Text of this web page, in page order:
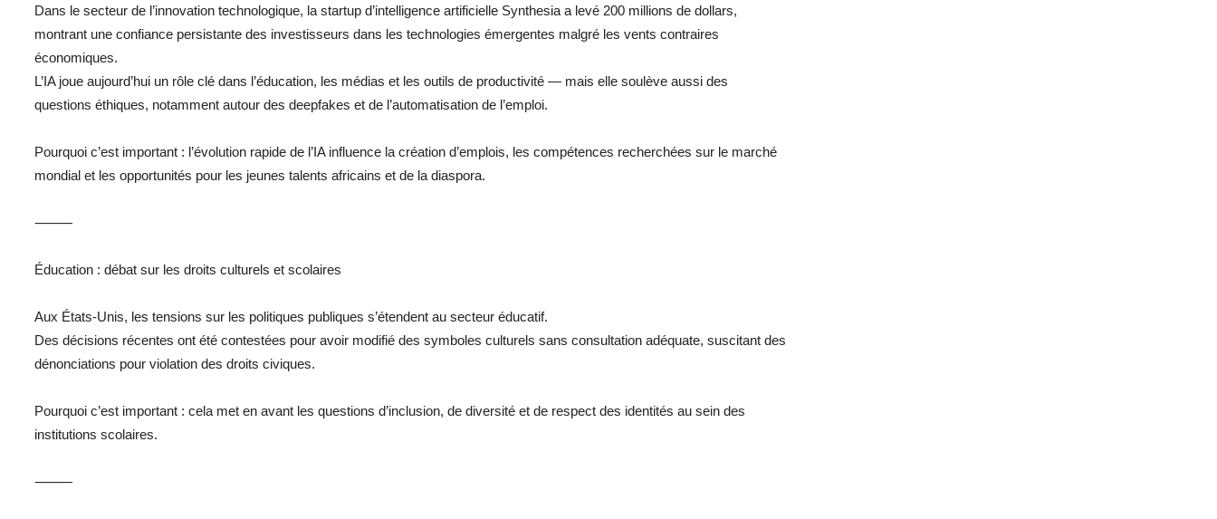
Dans le secteur de l’innovation technologique, la startup d’intelligence artificielle Synthesia a levé 200 millions de dollars,
montrant une confiance persistante des investisseurs dans les technologies émergentes malgré les vents contraires
économiques.
L’IA joue aujourd’hui un rôle clé dans l’éducation, les médias et les outils de productivité — mais elle soulève aussi des
questions éthiques, notamment autour des deepfakes et de l’automatisation de l’emploi.
Pourquoi c’est important : l’évolution rapide de l’IA influence la création d’emplois, les compétences recherchées sur le marché
mondial et les opportunités pour les jeunes talents africains et de la diaspora.
⸻
Éducation : débat sur les droits culturels et scolaires
Aux États-Unis, les tensions sur les politiques publiques s’étendent au secteur éducatif.
Des décisions récentes ont été contestées pour avoir modifié des symboles culturels sans consultation adéquate, suscitant des
dénonciations pour violation des droits civiques.
Pourquoi c’est important : cela met en avant les questions d’inclusion, de diversité et de respect des identités au sein des
institutions scolaires.
⸻